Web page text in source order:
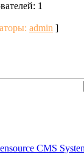
1
admin ]